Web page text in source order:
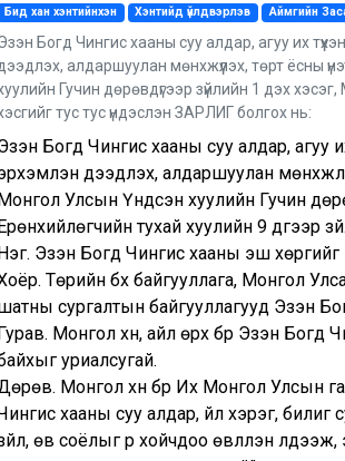
Бид хан хэнтийнхэн Хэнтийд үйлдвэрлэв Аймгийн
Богд Чингис хааны суу алдар, агуу их
алдаршуулан мөнхжүүлэх, төрт ёсны
Гучин дөрөвдүгээр зүйлийн 1 дэх
тус тус үндэслэн ЗАРЛИГ болгох нь:
Богд Чингис хааны суу алдар, агуу их
дээдлэх, алдаршуулан
Монгол Улсын Үндсэн хуулийн Гучин
Ерөнхийлөгчийн тухай хуулийн 9 дүгээр
Нэг. Эзэн Богд Чингис хааны эш
Төрийн бүх байгууллага, Монгол
сургалтын байгууллагууд Эзэн
Гурав. Монгол хүн, айл өрх бүр Эзэн
уриалсугай.
Монгол хүн бүр Их Монгол Улсын
хааны суу алдар, үйл хэрэг,
өв соёлыг үр хойчдоо өвлүүлэн